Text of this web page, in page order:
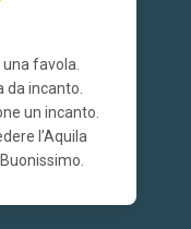
favola.
incanto.
un incanto.
l’Aquila